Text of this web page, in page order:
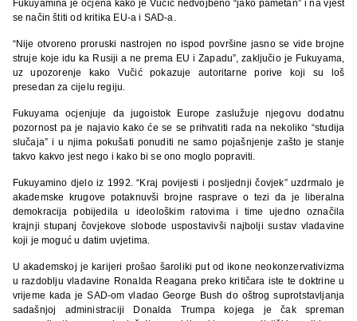
Fukuyamina je ocjena kako je Vučić nedvojbeno “jako pametan” i na vješt
se način štiti od kritika EU-a i SAD-a.
“Nije otvoreno proruski nastrojen no ispod površine jasno se vide brojne
struje koje idu ka Rusiji a ne prema EU i Zapadu”, zaključio je Fukuyama,
uz upozorenje kako Vučić pokazuje autoritarne porive koji su loš
presedan za cijelu regiju.
Fukuyama ocjenjuje da jugoistok Europe zaslužuje njegovu dodatnu
pozornost pa je najavio kako će se se prihvatiti rada na nekoliko “studija
slučaja” i u njima pokušati ponuditi ne samo pojašnjenje zašto je stanje
takvo kakvo jest nego i kako bi se ono moglo popraviti.
Fukuyamino djelo iz 1992. “Kraj povijesti i posljednji čovjek” uzdrmalo je
akademske krugove potaknuvši brojne rasprave o tezi da je liberalna
demokracija pobijedila u ideološkim ratovima i time ujedno označila
krajnji stupanj čovjekove slobode uspostavivši najbolji sustav vladavine
koji je moguć u datim uvjetima.
U akademskoj je karijeri prošao šaroliki put od ikone neokonzervativizma
u razdoblju vladavine Ronalda Reagana preko kritičara iste te doktrine u
vrijeme kada je SAD-om vladao George Bush do oštrog suprotstavljanja
sadašnjoj administraciji Donalda Trumpa kojega je čak spreman